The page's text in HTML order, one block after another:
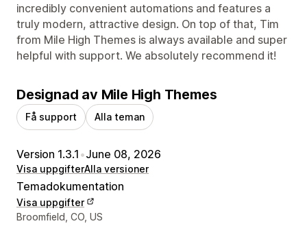
incredibly convenient automations and features a
truly modern, attractive design. On top of that, Tim
from Mile High Themes is always available and super
helpful with support. We absolutely recommend it!
Designad av Mile High Themes
Få support Alla teman
Version 1.3.1 •June 08, 2026
Visa uppgifterAlla versioner
Temadokumentation
Visa uppgifter
Designerns kontaktuppgifter
Broomfield, CO, US